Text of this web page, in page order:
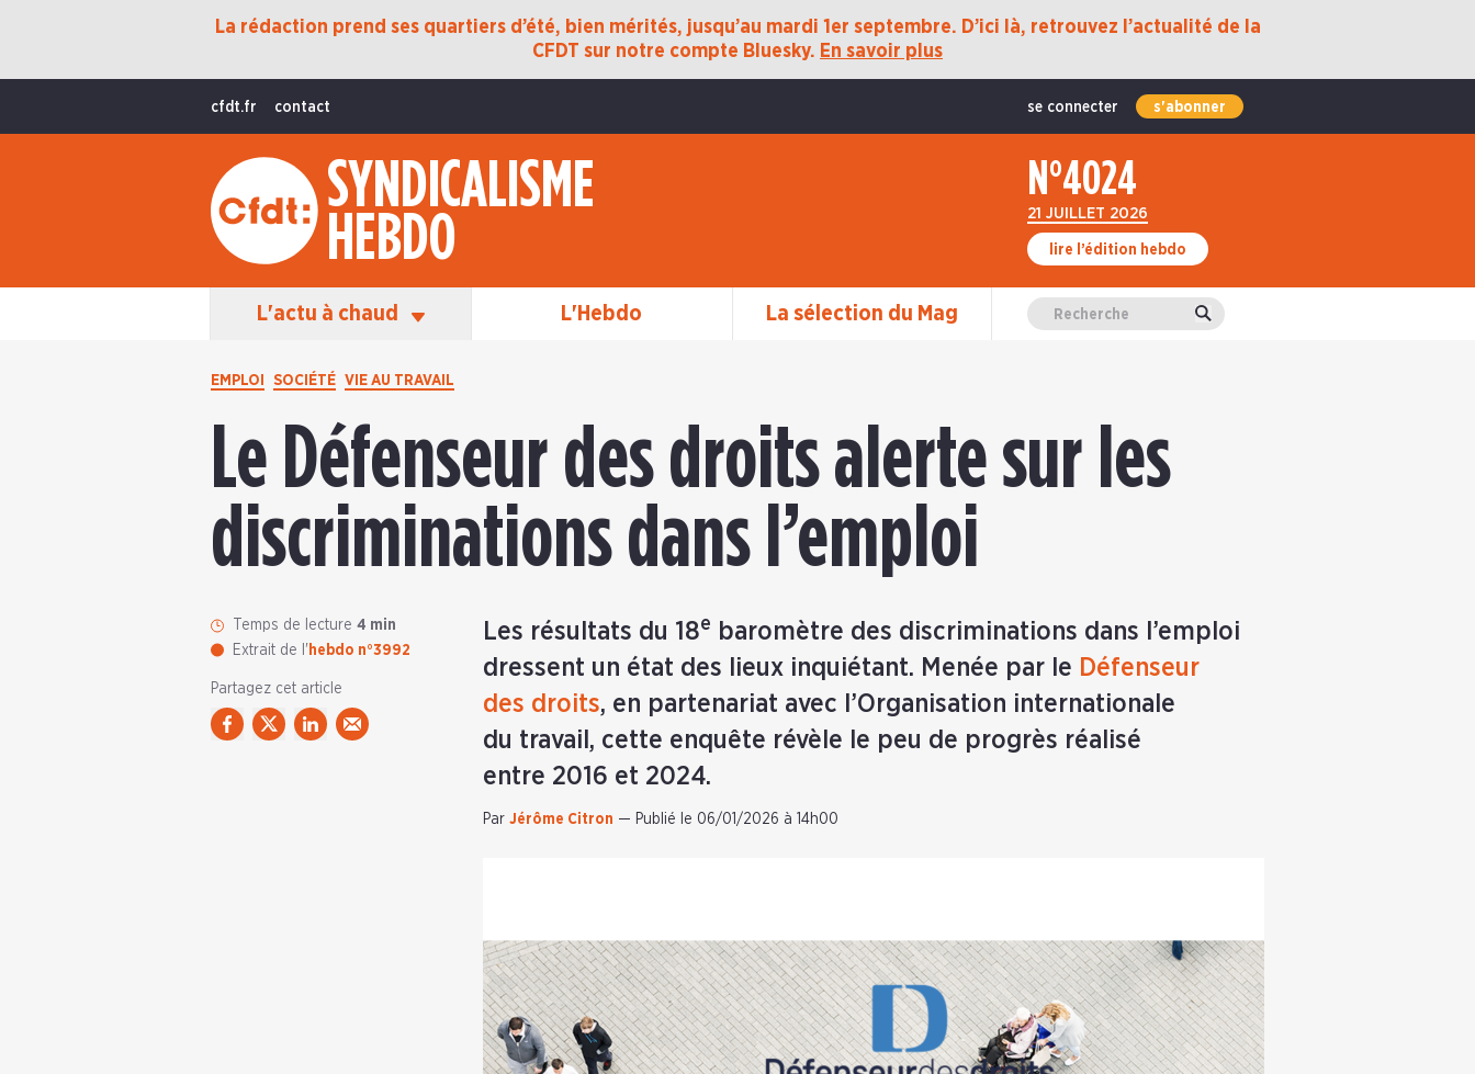
La rédaction prend ses quartiers d’été, bien mérités, jusqu’au mardi 1er septembre. D’ici là, retrouvez l’actualité de la
CFDT sur notre compte Bluesky. En savoir plus
cfdt.fr contact se connecter s'abonner
SYNDICALISME
HEBDO
N°4024
21 JUILLET 2026
lire l’édition hebdo
L'actu à chaud
Protection Sociale
International
La Vie De La CFDT
Les Équipes En Action L'Hebdo La sélection du Mag Valider
EMPLOI SOCIÉTÉ VIE AU TRAVAIL
Le Défenseur des droits alerte sur les
discriminations dans l’emploi
Temps de lecture 4 min
Extrait de l' hebdo n°3992
Partagez cet article
Les résultats du 18e
baromètre des discriminations dans l’emploi
dressent un état des lieux inquiétant. Menée par le Défenseur
des droits, en partenariat avec l’Organisation internationale
du travail, cette enquête révèle le peu de progrès réalisé
entre 2016 et 2024.
Par Jérôme Citron — Publié le 06/01/2026 à 14h00